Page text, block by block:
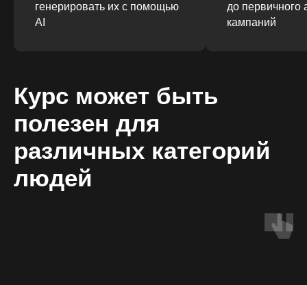
генерировать их с помощью
AI
до первичного
кампаний
Курс может быть
полезен для
различных категорий
людей